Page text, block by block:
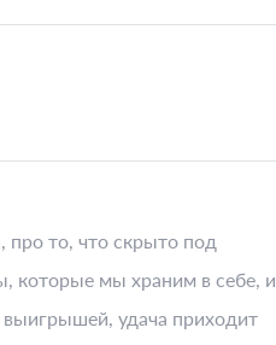
про то, что скрыто под
которые мы храним в себе, и
удача приходит